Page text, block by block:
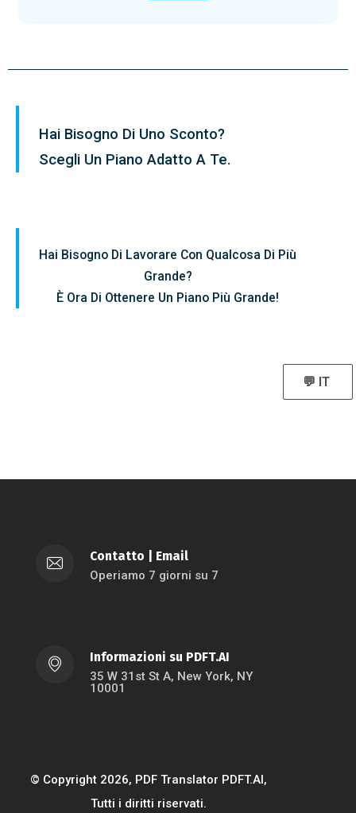
Hai Bisogno Di Uno Sconto?
Scegli Un Piano Adatto A Te.
Hai Bisogno Di Lavorare Con Qualcosa Di Più
Grande?
È Ora Di Ottenere Un Piano Più Grande!
💬 IT
Contatto Email
Operiamo 7 giorni su 7
Informazioni su PDFT.AI
35 W 31st St A, New York, NY
10001
© Copyright 2026, PDF Translator PDFT.AI,
Tutti i diritti riservati.